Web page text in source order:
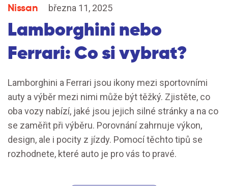
Nissan března 11, 2025
Lamborghini nebo
Ferrari: Co si vybrat?
Lamborghini a Ferrari jsou ikony mezi sportovními
auty a výběr mezi nimi může být těžký. Zjistěte, co
oba vozy nabízí, jaké jsou jejich silné stránky a na co
se zaměřit při výběru. Porovnání zahrnuje výkon,
design, ale i pocity z jízdy. Pomocí těchto tipů se
rozhodnete, které auto je pro vás to pravé.